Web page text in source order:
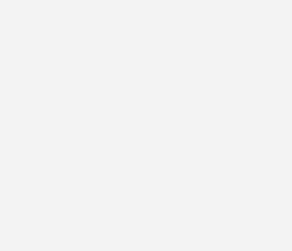
Qualifizierungsmaßnahmen
Digitali­sierung im Unternehmen
erreicht werden sollen
Organisation im Unternehmen
das Unternehmen neue
ein neues Geschäftsmodell